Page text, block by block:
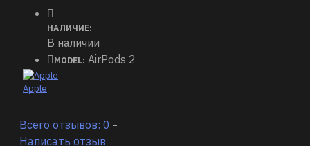
прозрачности,
которые
позволяют
блокировать или
пропускать звуки
Качественное
НАЛИЧИЕ:
В наличии
MODEL: AirPods 2
Apple
Всего отзывов: 0 -
Написать отзыв